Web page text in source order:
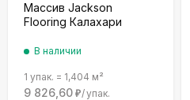
Массив Jackson
Flooring Калахари
В наличии
1 упак. = 1,404 м²
9 826,60 ₽/упак.